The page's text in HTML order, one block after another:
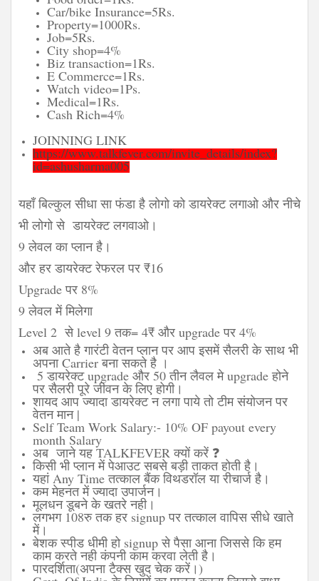
Car/bike Insurance=5Rs.
Property=1000Rs.
Job=5Rs.
City shop=4%
Biz transaction=1Rs.
E Commerce=1Rs.
Watch video=1Ps.
Medical=1Rs.
Cash Rich=4%
JOINNING LINK
https://www.talkfever.com/invite_details/index?
id=ashusharma005
यहाँ बिल्कुल सीधा सा फंडा है लोगो को डायरेक्ट लगाओ और नीचे
भी लोगो से डायरेक्ट लगवाओ।
9 लेवल का प्लान है।
और हर डायरेक्ट रेफरल पर ₹16
Upgrade पर 8%
9 लेवल में मिलेगा
Level 2 से level 9 तक= 4₹ और upgrade पर 4%
अब आते है गारंटी वेतन प्लान पर आप इसमें सैलरी के साथ भी
अपना Carrier बना सकते है ।
5 डायरेक्ट upgrade और 50 तीन लैवल मे upgrade होने
पर सैलरी पूरे जीवन के लिए होगी।
शायद आप ज्यादा डायरेक्ट न लगा पाये तो टीम संयोजन पर
वेतन मान |
Self Team Work Salary:- 10% OF payout every
month Salary
अब जाने यह TALKFEVER क्यों करें ❓
किसी भी प्लान में पेआउट सबसे बड़ी ताकत होती है।
यहां Any Time तत्काल बैंक विथडरॉल या रीचार्ज है।
कम मेहनत में ज्यादा उपार्जन।
मूलधन डूबने के खतरे नही।
लगभग 108रु तक हर signup पर तत्काल वापिस सीधे खाते
में।
बेशक स्पीड धीमी हो signup से पैसा आना जिससे कि हम
काम करते नही कंपनी काम करवा लेती है।
पारदर्शिता(अपना टैक्स खुद चेक करें।)